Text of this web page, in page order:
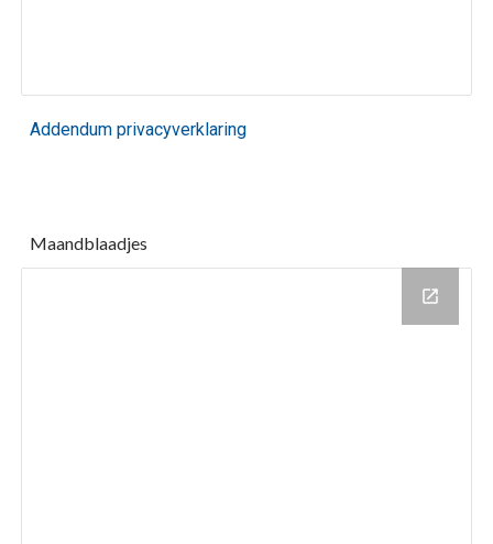
Addendum privacyverklaring
Maandblaadjes